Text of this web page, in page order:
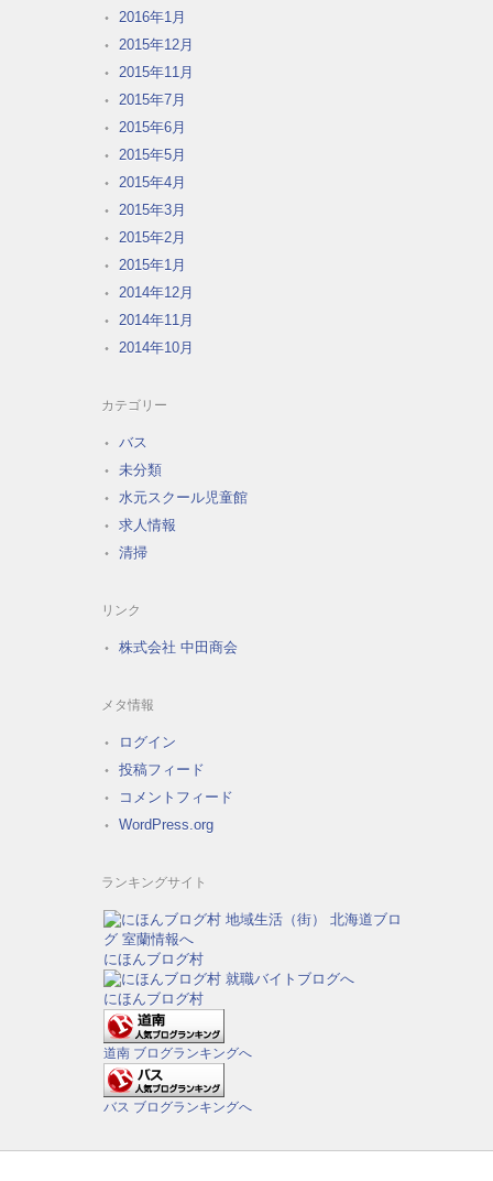
2016年1月
2015年12月
2015年11月
2015年7月
2015年6月
2015年5月
2015年4月
2015年3月
2015年2月
2015年1月
2014年12月
2014年11月
2014年10月
カテゴリー
バス
未分類
水元スクール児童館
求人情報
清掃
リンク
株式会社 中田商会
メタ情報
ログイン
投稿フィード
コメントフィード
WordPress.org
ランキングサイト
にほんブログ村
にほんブログ村
道南 ブログランキングへ
バス ブログランキングへ